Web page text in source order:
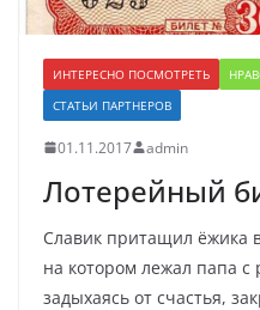
ИНТЕРЕСНО ПОСМОТРЕТЬ
СТАТЬИ ПАРТНЕРОВ
01.11.2017 admin
Лотерейный
Славик притащил ёжика
на котором лежал папа с
задыхаясь от счастья,